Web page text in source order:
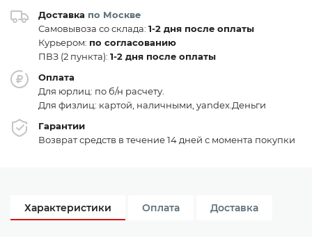
Доставка по Москве
Самовывоза со склада: 1-2 дня после оплаты
Курьером: по согласованию
ПВЗ (2 пункта): 1-2 дня после оплаты
Оплата
Для юрлиц: по б/н расчету.
Для физлиц: картой, наличными, yandex.Деньги
Гарантии
Возврат средств в течение 14 дней с момента покупки
Характеристики Оплата Доставка